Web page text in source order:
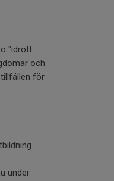
"idrott
och
för
under